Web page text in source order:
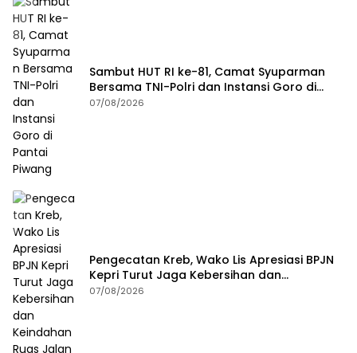
Sambut HUT RI ke-81, Camat Syuparman
Bersama TNI-Polri dan Instansi Goro di
Pantai Piwang
07/08/2026
Pengecatan Kreb, Wako Lis Apresiasi BPJN
Kepri Turut Jaga Kebersihan dan
Keindahan Ruas Jalan
07/08/2026